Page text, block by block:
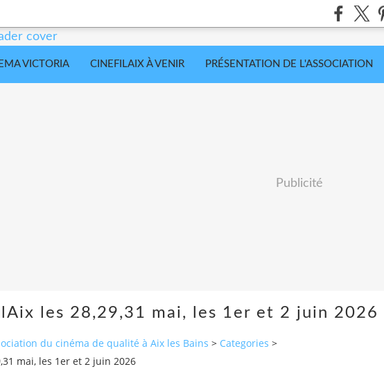
VICTORIA CINEFILAIX À VENIR PRÉSENTATION DE L'ASSOCIATION
Publicité
les 28,29,31 mai, les 1er et 2 juin 2026
du cinéma de qualité à Aix les Bains > Categories >
mai, les 1er et 2 juin 2026